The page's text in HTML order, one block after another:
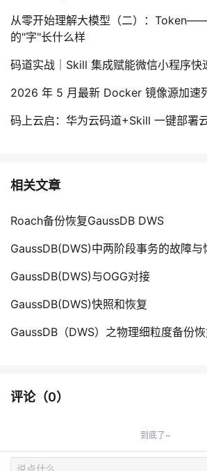
从零开始理解大模型（二）：
的"字"长什么样
码道实战｜Skill 集成赋能微信小程序快
2026 年 5 月最新 Docker 镜像源加速
码上云启：华为云码道+Skill 一键部署
相关文章
Roach备份恢复GaussDB DWS
GaussDB(DWS)中两阶段事务的故障与
GaussDB(DWS)与OGG对接
GaussDB(DWS)快照和恢复
GaussDB（DWS）之物理细粒度备份
评论（0）
到底了~